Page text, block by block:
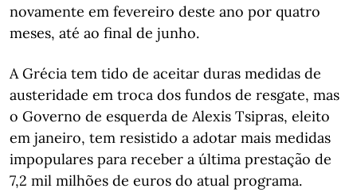
novamente em fevereiro deste ano por quatro
meses, até ao final de junho.
A Grécia tem tido de aceitar duras medidas de
austeridade em troca dos fundos de resgate, mas
o Governo de esquerda de Alexis Tsipras, eleito
em janeiro, tem resistido a adotar mais medidas
impopulares para receber a última prestação de
7,2 mil milhões de euros do atual programa.